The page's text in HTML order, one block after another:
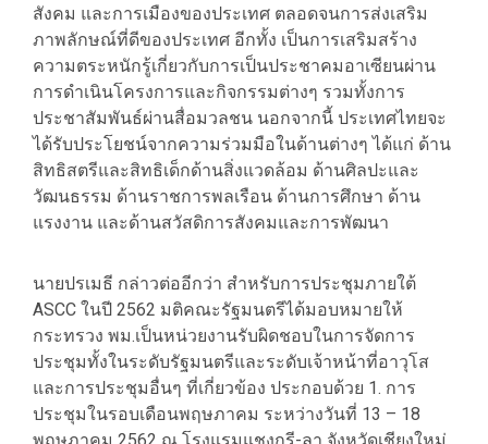
สังคม และการเมืองของประเทศ ตลอดจนการส่งเสริม
ภาพลักษณ์ที่ดีของประเทศ อีกทั้ง เป็นการเสริมสร้าง
ความตระหนักรู้เกี่ยวกับการเป็นประชาคมอาเซียนผ่าน
การดำเนินโครงการและกิจกรรมต่างๆ รวมทั้งการ
ประชาสัมพันธ์ผ่านสื่อมวลชน นอกจากนี้ ประเทศไทยจะ
ได้รับประโยชน์จากความร่วมมือในด้านต่างๆ ได้แก่ ด้าน
สิทธิสตรีและสิทธิเด็กด้านสิ่งแวดล้อม ด้านศิลปะและ
วัฒนธรรม ด้านราชการพลเรือน ด้านการศึกษา ด้าน
แรงงาน และด้านสวัสดิการสังคมและการพัฒนา
นายปรเมธี กล่าวต่ออีกว่า สำหรับการประชุมภายใต้
ASCC ในปี 2562 มติคณะรัฐมนตรีได้มอบหมายให้
กระทรวง พม.เป็นหน่วยงานรับผิดชอบในการจัดการ
ประชุมทั้งในระดับรัฐมนตรีและระดับเจ้าหน้าที่อาวุโส
และการประชุมอื่นๆ ที่เกี่ยวข้อง ประกอบด้วย 1. การ
ประชุมในรอบเดือนพฤษภาคม ระหว่างวันที่ 13 – 18